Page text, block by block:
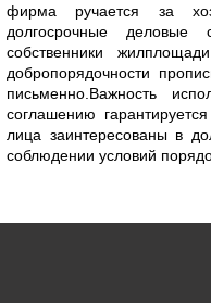
фирма ручается за
долгосрочные
собственники
добропорядочности
письменно.Важность
соглашению
лица заинтересованы в
соблюдении условий